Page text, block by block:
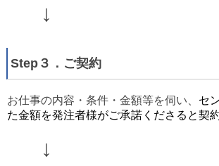
↓
Step３．ご契約
お仕事の内容・条件・金額等を伺い、 セ
た金額を発注者様がご承諾くださると契
↓